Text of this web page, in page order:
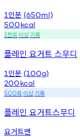
1 인분 (650ml)
500kcal
1천회 이상기록
플레인 요거트 스무디
1 인분 (100g)
200kcal
500회 이상기록
플레인 요거트스무디
요거트맨